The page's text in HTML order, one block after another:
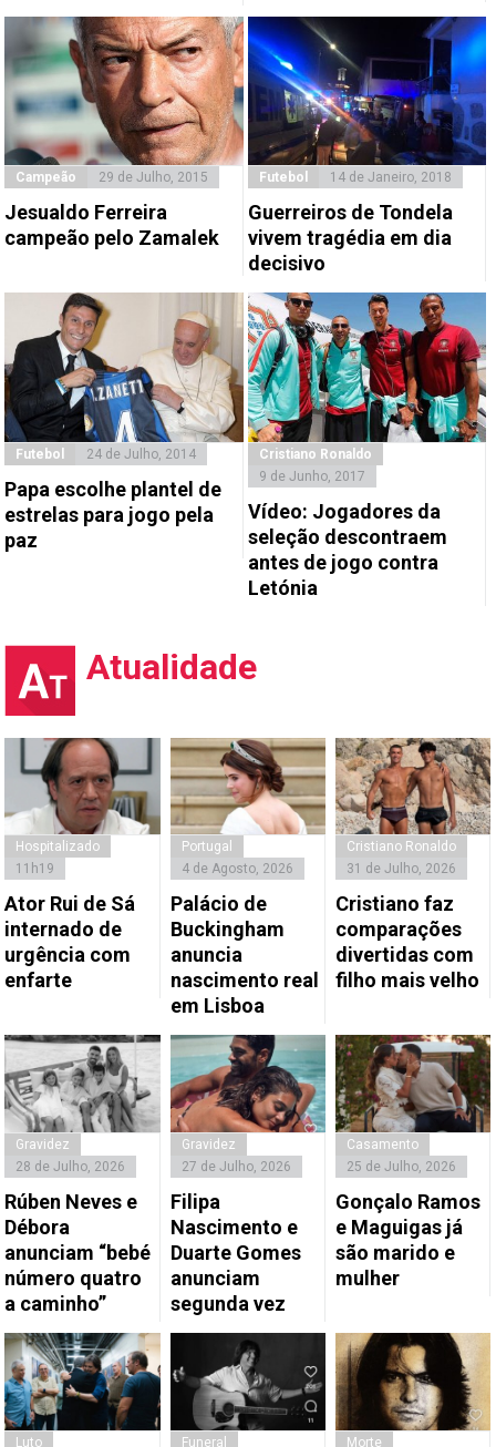
Campeão 29 de Julho, 2015
Jesualdo Ferreira
campeão pelo Zamalek
Futebol 14 de Janeiro, 2018
Guerreiros de Tondela
vivem tragédia em dia
decisivo
Futebol 24 de Julho, 2014
Papa escolhe plantel de
estrelas para jogo pela
paz
Cristiano Ronaldo
9 de Junho, 2017
Vídeo: Jogadores da
seleção descontraem
antes de jogo contra
Letónia
Atualidade
Hospitalizado
11h19
Ator Rui de Sá
internado de
urgência com
enfarte
Portugal
4 de Agosto, 2026
Palácio de
Buckingham
anuncia
nascimento real
em Lisboa
Cristiano Ronaldo
31 de Julho, 2026
Cristiano faz
comparações
divertidas com
filho mais velho
Gravidez
28 de Julho, 2026
Rúben Neves e
Débora
anunciam “bebé
número quatro
a caminho”
Gravidez
27 de Julho, 2026
Filipa
Nascimento e
Duarte Gomes
anunciam
segunda vez
Casamento
25 de Julho, 2026
Gonçalo Ramos
e Maguigas já
são marido e
mulher
Luto Funeral Morte